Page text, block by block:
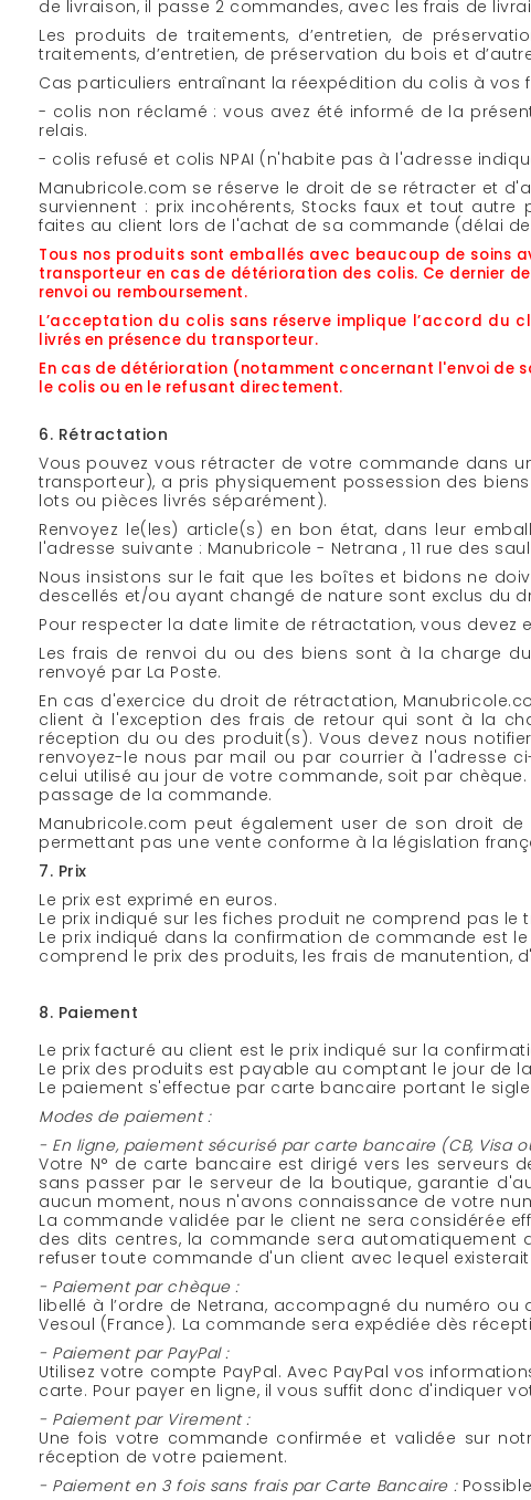
de livraison, il passe 2 commandes, avec les frais de
Les produits de traitements, d’entretien, de
traitements, d’entretien, de préservation du bois et
Cas particuliers entraînant la réexpédition du colis à vos
- colis non réclamé : vous avez été informé de la
relais.
- colis refusé et colis NPAI (n'habite pas à l'adresse
Manubricole.com se réserve le droit de se rétracter et
surviennent : prix incohérents, Stocks faux et tout
faites au client lors de l'achat de sa commande (délai de
Tous nos produits sont emballés avec beaucoup de soins
transporteur en cas de détérioration des colis. Ce dernier
renvoi ou remboursement.
L’acceptation du colis sans réserve implique l’accord du
livrés en présence du transporteur.
En cas de détérioration (notamment concernant l'envoi de
le colis ou en le refusant directement.
6. Rétractation
Vous pouvez vous rétracter de votre commande dans
transporteur), a pris physiquement possession des
lots ou pièces livrés séparément).
Renvoyez le(les) article(s) en bon état, dans leur
l'adresse suivante : Manubricole - Netrana , 11 rue des
Nous insistons sur le fait que les boîtes et bidons ne
descellés et/ou ayant changé de nature sont exclus du
Pour respecter la date limite de rétractation, vous
Les frais de renvoi du ou des biens sont à la charge
renvoyé par La Poste.
En cas d'exercice du droit de rétractation,
client à l'exception des frais de retour qui sont à la
réception du ou des produit(s). Vous devez nous
renvoyez-le nous par mail ou par courrier à l'adresse
celui utilisé au jour de votre commande, soit par
passage de la commande.
Manubricole.com peut également user de son droit
permettant pas une vente conforme à la législation
7. Prix
Le prix est exprimé en euros.
Le prix indiqué sur les fiches produit ne comprend pas le
Le prix indiqué dans la confirmation de commande est
comprend le prix des produits, les frais de manutention,
8. Paiement
Le prix facturé au client est le prix indiqué sur la
Le prix des produits est payable au comptant le jour de
Le paiement s'effectue par carte bancaire portant le sigle
Modes de paiement :
- En ligne, paiement sécurisé par carte bancaire (CB, Visa
Votre N° de carte bancaire est dirigé vers les serveurs
sans passer par le serveur de la boutique, garantie
aucun moment, nous n'avons connaissance de votre
La commande validée par le client ne sera considérée
des dits centres, la commande sera automatiquement
refuser toute commande d'un client avec lequel
- Paiement par chèque :
libellé à l’ordre de Netrana, accompagné du numéro ou
Vesoul (France). La commande sera expédiée dès
- Paiement par PayPal :
Utilisez votre compte PayPal. Avec PayPal vos
carte. Pour payer en ligne, il vous suffit donc d'indiquer
- Paiement par Virement :
Une fois votre commande confirmée et validée sur
réception de votre paiement.
- Paiement en 3 fois sans frais par Carte Bancaire :